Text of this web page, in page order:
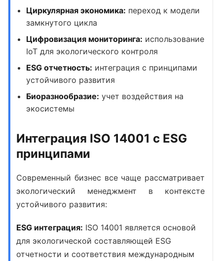
Циркулярная экономика: переход к модели
замкнутого цикла
Цифровизация мониторинга: использование
IoT для экологического контроля
ESG отчетность: интеграция с принципами
устойчивого развития
Биоразнообразие: учет воздействия на
экосистемы
Интеграция ISO 14001 с ESG
принципами
Современный бизнес все чаще рассматривает
экологический менеджмент в контексте
устойчивого развития:
ESG интеграция: ISO 14001 является основой
для экологической составляющей ESG
отчетности и соответствия международным